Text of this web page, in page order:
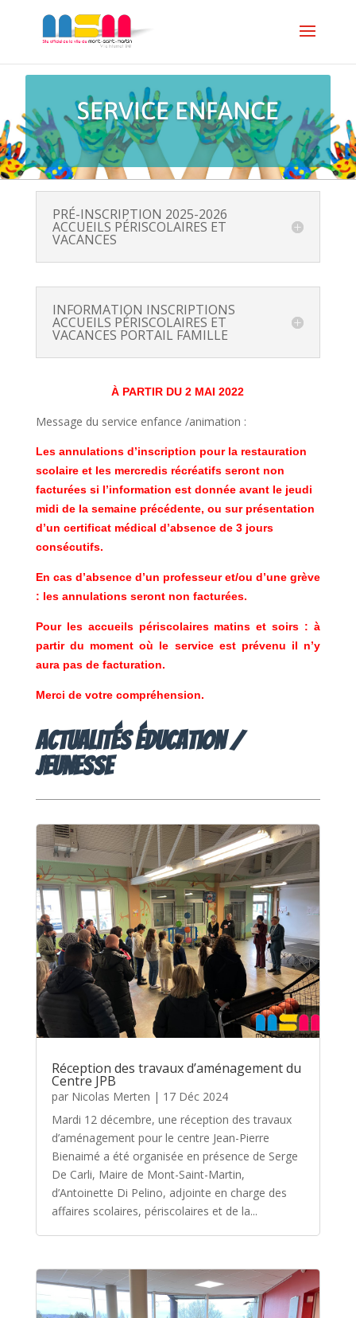
SERVICE ENFANCE
PRÉ-INSCRIPTION 2025-2026
ACCUEILS PÉRISCOLAIRES ET
VACANCES
INFORMATION INSCRIPTIONS
ACCUEILS PÉRISCOLAIRES ET
VACANCES PORTAIL FAMILLE
À PARTIR DU 2 MAI 2022
Message du service enfance /animation :
Les annulations d’inscription pour la restauration
scolaire et les mercredis récréatifs seront non
facturées si l’information est donnée avant le jeudi
midi de la semaine précédente, ou sur présentation
d’un certificat médical d’absence de 3 jours
consécutifs.
En cas d’absence d’un professeur et/ou d’une grève
: les annulations seront non facturées.
Pour les accueils périscolaires matins et soirs : à
partir du moment où le service est prévenu il n’y
aura pas de facturation.
Merci de votre compréhension.​
Actualités éducation /
Jeunesse
Réception des travaux d’aménagement du
Centre JPB
par Nicolas Merten | 17 Déc 2024
Mardi 12 décembre, une réception des travaux
d’aménagement pour le centre Jean-Pierre
Bienaimé a été organisée en présence de Serge
De Carli, Maire de Mont-Saint-Martin,
d’Antoinette Di Pelino, adjointe en charge des
affaires scolaires, périscolaires et de la...